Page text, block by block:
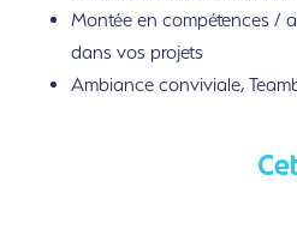
Montée en compétences /
dans vos projets
Ambiance conviviale,